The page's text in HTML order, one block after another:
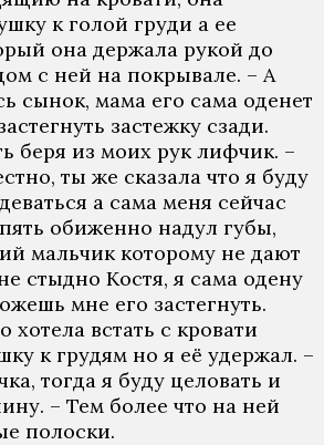
к голой груди а ее
она держала рукой до
с ней на покрывале. – А
сынок, мама его сама оденет
застежку сзади.
беря из моих рук лифчик. –
ты же сказала что я буду
а сама меня сейчас
обиженно надул губы,
мальчик которому не дают
стыдно Костя, я сама одену
мне его застегнуть.
встать с кровати
к грудям но я её удержал. –
тогда я буду целовать и
– Тем более что на ней
полоски.